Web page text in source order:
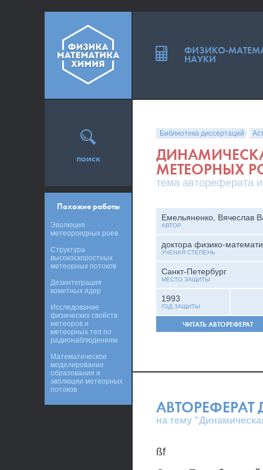
Библиотека диссертаций
МЕТЕОРНЫХ
тема автореферата
Емельяненко, Вячеслав
АВТОР
доктора физико-
УЧЕНАЯ СТЕПЕНЬ
Санкт-Петербург
МЕСТО ЗАЩИТЫ
1993
ГОД ЗАЩИТЫ
ЧИТАТЬ АВТОРЕФЕРАТ
АВТОРЕФЕРАТ
на тему
ßf
поиск
Похожие работы
Эволюция
метеороидных роев
Структура
высокоскоростных
метеорных потоков
Дезинтеграция
кометных ядер
Исследование
физических свойств
метеоров и
метеорных тел по
радионаблюдениям
Математическое
моделирование
образования и
эволюции метеорных
потоков
ФИЗИКО-
НАУКИ